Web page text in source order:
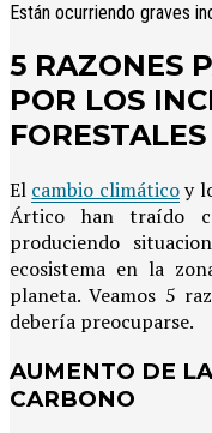
Están ocurriendo graves
5 RAZONES
POR LOS
El cambio climáticoy
Ártico han traído
produciendo
ecosistema en la
planeta. Veamos 5
debería preocuparse.
AUMENTO DE
CARBONO